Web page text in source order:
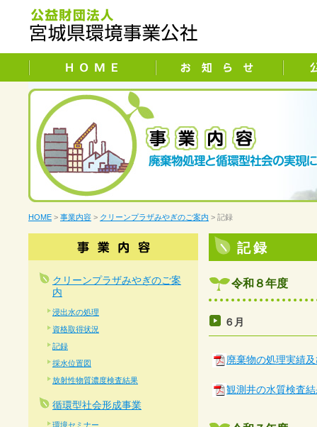
HOME > 事業内容 > クリーンプラザみやぎのご案内 > 記録
記録
令和８年度
６月
廃棄物の処理実績
観測井の水質検査
クリーンプラザみやぎのご案
内
浸出水の処理
資格取得状況
記録
採水位置図
放射性物質濃度検査結果
循環型社会形成事業
環境セミナー